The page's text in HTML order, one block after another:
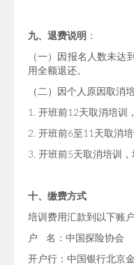
九、退费说明 ：
（一）因报名人数未达
用全额退还。
（二）因个人原因取消
1. 开班前12天取消培训
2. 开班前6至11天取消
3. 开班前5天取消培训，
十、缴费方式
培训费用汇款到以下账户
户 名：中国探险协会
开户行：中国银行北京